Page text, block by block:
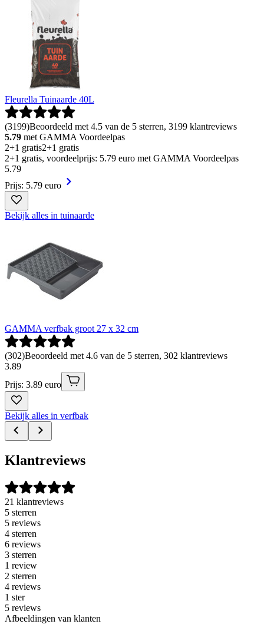
Fleurella Tuinaarde 40L
(3199)Beoordeeld met 4.5 van de 5 sterren, 3199 klantreviews
5.79 met GAMMA Voordeelpas
2+1 gratis2+1 gratis
2+1 gratis, voordeelprijs: 5.79 euro met GAMMA Voordeelpas
5.79
Prijs: 5.79 euro
Bekijk alles in tuinaarde
GAMMA verfbak groot 27 x 32 cm
(302)Beoordeeld met 4.6 van de 5 sterren, 302 klantreviews
3.89
Prijs: 3.89 euro
Bekijk alles in verfbak
Klantreviews
21 klantreviews
5 sterren
5 reviews
4 sterren
6 reviews
3 sterren
1 review
2 sterren
4 reviews
1 ster
5 reviews
Afbeeldingen van klanten